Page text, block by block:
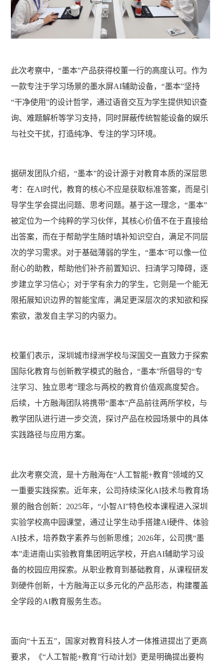
此次考察中，“墨本”产品获得校董一行的高度认可。作为
一款专注于学习场景的墨水屏AI辅助设备，“墨本”坚持
“干净使用”的设计哲学，通过语音交互为学生提供知识查
询、难题解析等学习支持，同时屏蔽传统智能设备的娱乐
与社交干扰，打造纯净、专注的学习环境。
据研发团队介绍，“墨本”的设计源于对教育本质的深层思
考：在AI时代，教育的核心不应是获取标准答案，而是引
导学生学会提出问题、思考问题。基于这一理念，“墨本”
被定位为一个纯粹的学习伙伴，其核心价值不在于直接给
出答案，而在于帮助学生随时填补知识空白，满足不同层
次的学习需求。对于基础薄弱的学生，“墨本”可以像一位
耐心的助教，帮助他们补齐前置知识、扫清学习障碍，逐
步建立学习信心；对于学有余力的学生，它则是一个能无
限拓展知识边界的智能宝库，满足更深层次的求知欲和探
索欲，激发自主学习的内驱力。
校董们表示，深圳城市绿洲学校与深国交一直致力于探索
国际化教育与创新教学模式的融合，“墨本”所倡导的“专
注学习、独立思考”理念与两校的教育价值观高度契合。
后续，十方融海团队将携带“墨本”产品前往两所学校，与
教学团队进行进一步交流，探讨产品在校园场景中的具体
实践路径与应用方案。
此次考察交流，是十方融海在“人工智能+教育”领域的又
一重要实践探索。近年来，公司持续深化AI技术与教育场
景的融合创新：2025年，“小智AI”特色校本课程进入深圳
实验学校高中园课堂，通过让学生动手搭建AI硬件、体验
AI技术，培养数字素养与创新思维； 2026年，公司携“墨
本”走进南山实验教育集团明远学校，开启AI辅助学习设
备的校园应用探索。从职业教育到基础教育，从课程研发
到硬件创新，十方融海正以多元化的产品形态，构建覆盖
全学段的AI教育服务生态。
面向“十五五”，国家对教育科技人才一体推进提出了更高
要求，《“人工智能+教育”行动计划》 更是明确提出要构